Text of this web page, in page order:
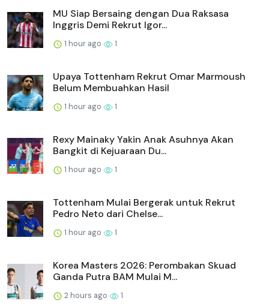
MU Siap Bersaing dengan Dua Raksasa
Inggris Demi Rekrut Igor...
1 hour ago 1
Upaya Tottenham Rekrut Omar Marmoush
Belum Membuahkan Hasil
1 hour ago 1
Rexy Mainaky Yakin Anak Asuhnya Akan
Bangkit di Kejuaraan Du...
1 hour ago 1
Tottenham Mulai Bergerak untuk Rekrut
Pedro Neto dari Chelse...
1 hour ago 1
Korea Masters 2026: Perombakan Skuad
Ganda Putra BAM Mulai M...
2 hours ago 1